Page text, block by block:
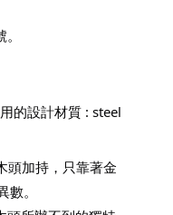
的設計材質 : steel
加持，只靠著金
。